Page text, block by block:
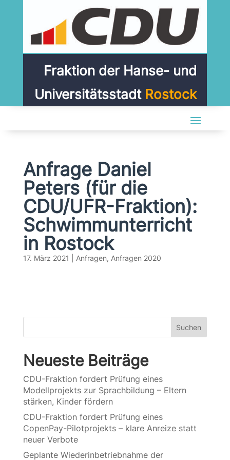
Fraktion der Hanse- und
Universitätsstadt Rostock
Anfrage Daniel
Peters (für die
CDU/UFR-Fraktion):
Schwimmunterricht
in Rostock
17. März 2021 Anfragen, Anfragen 2020
Suchen
Neueste Beiträge
CDU-Fraktion fordert Prüfung eines
Modellprojekts zur Sprachbildung – Eltern
stärken, Kinder fördern
CDU-Fraktion fordert Prüfung eines
CopenPay-Pilotprojekts – klare Anreize statt
neuer Verbote
Geplante Wiederinbetriebnahme der